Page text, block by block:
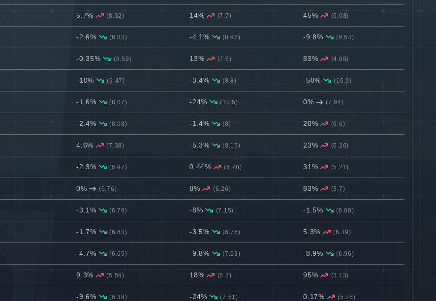
5.7% (8.32) 14% (7.7) 45% (6.08)
-2.6% (8.83) -4.1% (8.97) -9.8% (9.54)
-0.35% (8.59) 13% (7.6) 83% (4.68)
-10% (9.47) -3.4% (8.8) -50% (16.9)
-1.6% (8.07) -24% (10.5) 0% (7.94)
-2.4% (8.08) -1.4% (8) 20% (6.6)
4.6% (7.38) -5.3% (8.15) 23% (6.26)
-2.3% (6.97) 0.44% (6.78) 31% (5.21)
0% (6.76) 8% (6.26) 83% (3.7)
-3.1% (6.79) -8% (7.15) -1.5% (6.68)
-1.7% (6.63) -3.5% (6.76) 5.3% (6.19)
-4.7% (6.65) -9.8% (7.03) -8.9% (6.96)
9.3% (5.59) 18% (5.2) 95% (3.13)
-9.6% (6.38) -24% (7.61) 0.17% (5.76)